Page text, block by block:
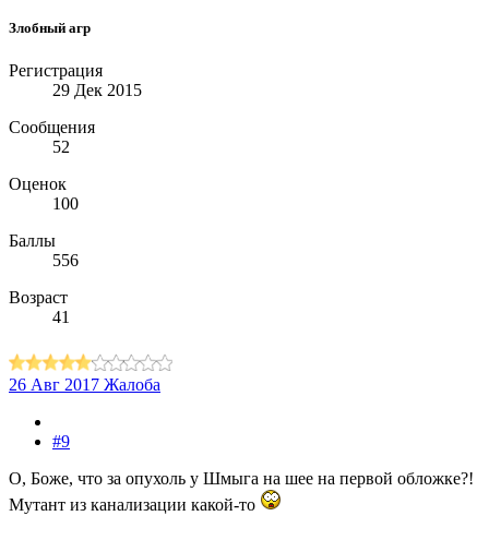
Злобный агр
Регистрация
29 Дек 2015
Сообщения
52
Оценок
100
Баллы
556
Возраст
41
26 Авг 2017 Жалоба
#9
О, Боже, что за опухоль у Шмыга на шее на первой обложке?!
Мутант из канализации какой-то